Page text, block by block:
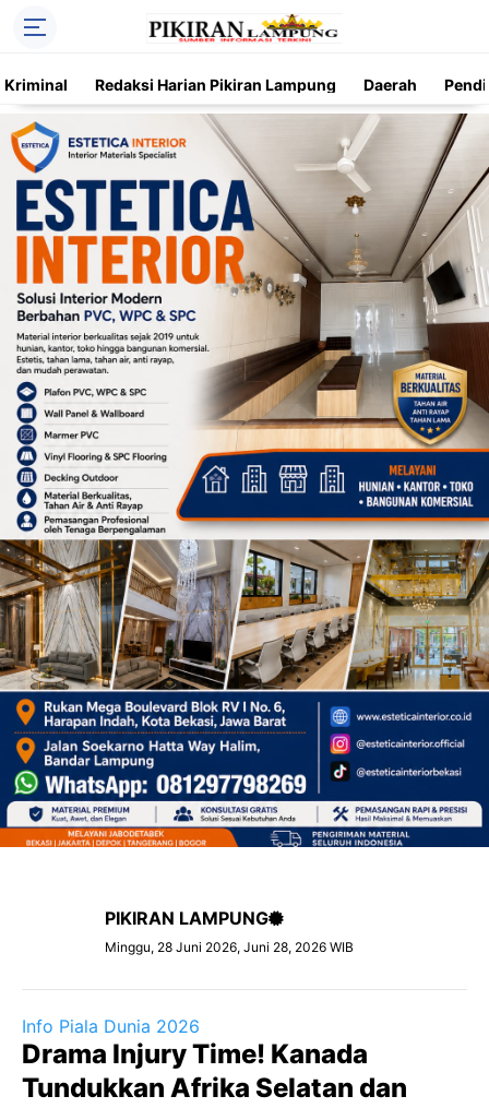
Kriminal Redaksi Harian Pikiran Lampung Daerah
Trending Kriminal Nasional
PIKIRAN LAMPUNG
Minggu, 28 Juni 2026, Juni 28, 2026 WIB
Info Piala Dunia 2026
Drama Injury Time! Kanada
Tundukkan Afrika Selatan dan